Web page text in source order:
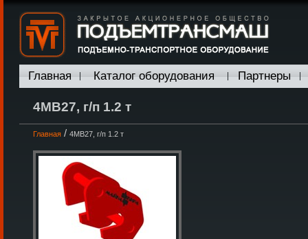
Главная Каталог оборудования Партнеры
4МВ27, г/п 1.2 т
Главная / 4МВ27, г/п 1.2 т